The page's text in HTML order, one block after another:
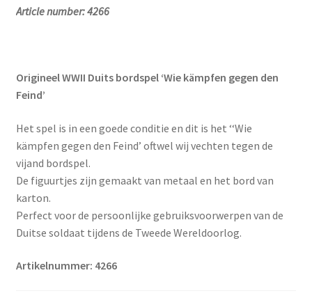
Article number: 4266
Origineel WWII Duits bordspel ‘Wie kämpfen gegen den
Feind’
Het spel is in een goede conditie en dit is het ‘‘Wie
kämpfen gegen den Feind’ oftwel wij vechten tegen de
vijand bordspel.
De figuurtjes zijn gemaakt van metaal en het bord van
karton.
Perfect voor de persoonlijke gebruiksvoorwerpen van de
Duitse soldaat tijdens de Tweede Wereldoorlog.
Artikelnummer: 4266